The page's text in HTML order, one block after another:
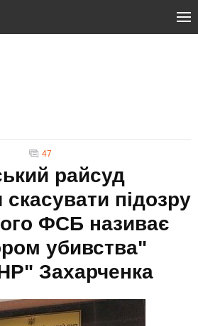
47
райсуд
підозру
ФСБ називає
убивства"
Захарченка